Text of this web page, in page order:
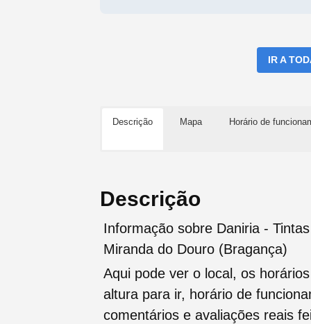
IR A
Descrição Mapa Horário de
Descrição
Informação sobre Daniria -
Miranda do Douro (Bragança)
Aqui pode ver o local, os
altura para ir, horário de
comentários e avaliações reais